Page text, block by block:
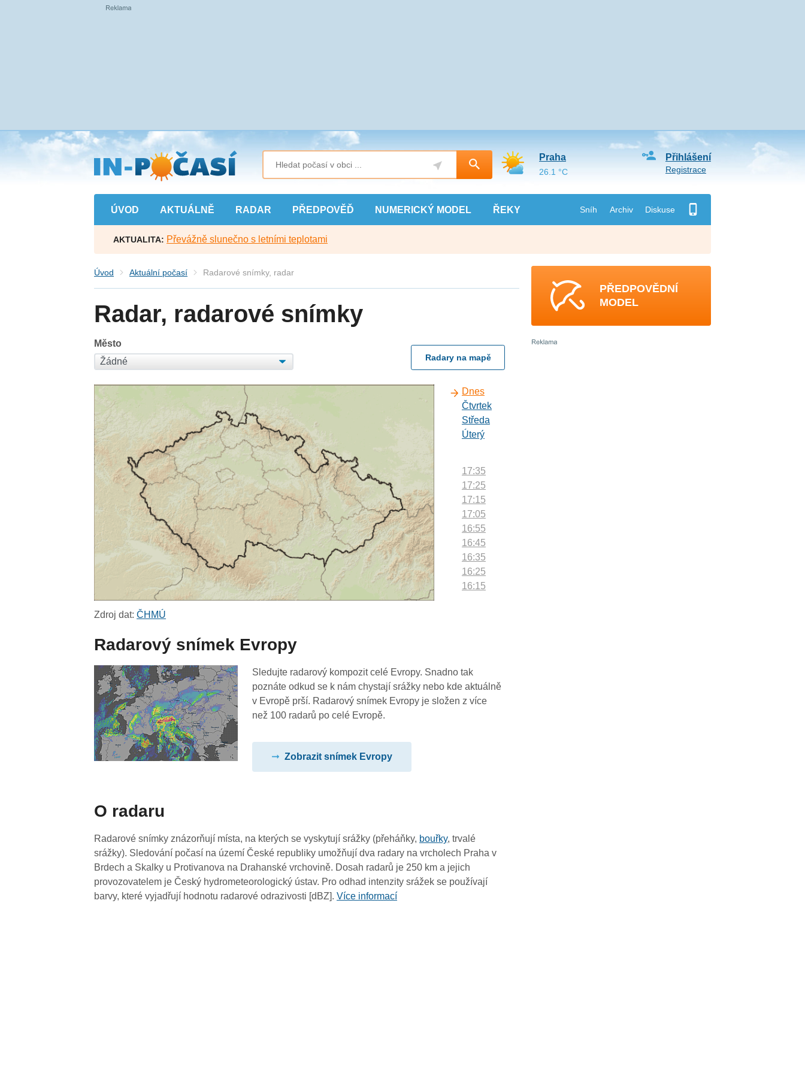
Přejít
na
hlavní
obsah
ÚVOD AKTUÁLNĚ RADAR PŘEDPOVĚĎ NUMERICKÝ MODEL ŘEKY Sníh Archiv Diskuse
Přihlášení
Registrace
Praha
26.1 °C
AKTUALITA: Převážně slunečno s letními teplotami
Úvod Aktuální počasí Radarové snímky, radar
Radar, radarové snímky
Město
Radary na mapě
Dnes
Čtvrtek
Středa
Úterý
17:35
17:25
17:15
17:05
16:55
16:45
16:35
16:25
16:15
15:15
15:05
14:55
13:15
13:05
12:55
12:45
Zdroj dat:ČHMÚ
Radarový snímek Evropy
Sledujte radarový kompozit celé Evropy. Snadno tak
poznáte odkud se k nám chystají srážky nebo kde aktuálně
v Evropě prší. Radarový snímek Evropy je složen z více
než 100 radarů po celé Evropě.
Zobrazit snímek Evropy
O radaru
Radarové snímky znázorňují místa, na kterých se vyskytují srážky (přeháňky, bouřky, trvalé
srážky). Sledování počasí na území České republiky umožňují dva radary na vrcholech Praha v
Brdech a Skalky u Protivanova na Drahanské vrchovině. Dosah radarů je 250 km a jejich
provozovatelem je Český hydrometeorologický ústav. Pro odhad intenzity srážek se používají
barvy, které vyjadřují hodnotu radarové odrazivosti [dBZ].Více informací
PŘEDPOVĚDNÍ
MODEL